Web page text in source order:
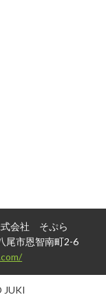
式会社 そぷら
尾市恩智南町2-6
JUKI